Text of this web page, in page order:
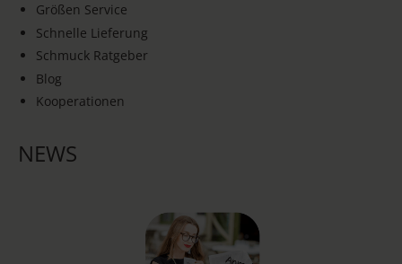
Größen Service
Schnelle Lieferung
Schmuck Ratgeber
Blog
Kooperationen
NEWS